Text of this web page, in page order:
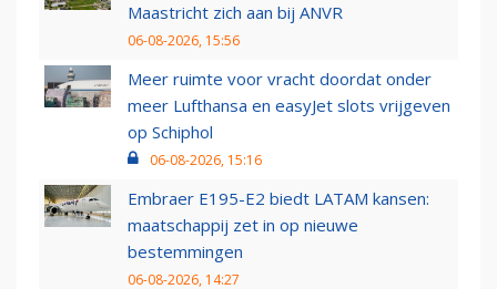
Maastricht zich aan bij ANVR
06-08-2026, 15:56
Meer ruimte voor vracht doordat onder
meer Lufthansa en easyJet slots vrijgeven
op Schiphol
06-08-2026, 15:16
Embraer E195-E2 biedt LATAM kansen:
maatschappij zet in op nieuwe
bestemmingen
06-08-2026, 14:27